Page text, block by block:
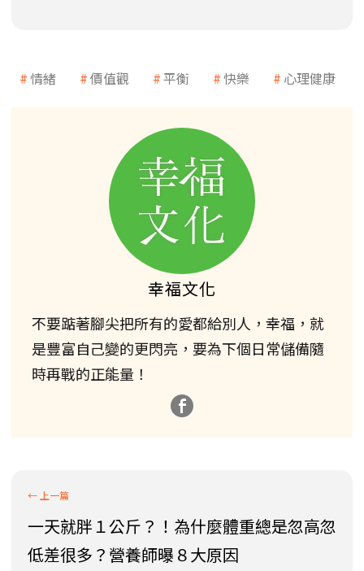
情緒 價值觀 平衡 快樂 心理健康
幸福文化
不要踮著腳尖把所有的愛都給別人，幸福，就
是豐富自己變的更閃亮，要為下個日常儲備隨
時再戰的正能量！
一天就胖１公斤？！為什麼體重總是忽高忽
低差很多？營養師曝８大原因